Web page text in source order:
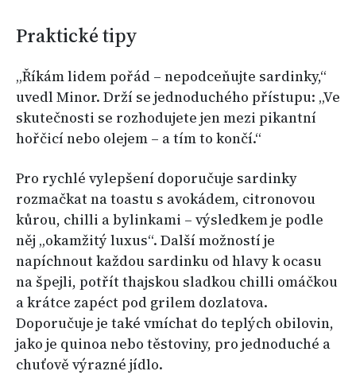
Praktické tipy
„Říkám lidem pořád – nepodceňujte sardinky,“
uvedl Minor. Drží se jednoduchého přístupu: „Ve
skutečnosti se rozhodujete jen mezi pikantní
hořčicí nebo olejem – a tím to končí.“
Pro rychlé vylepšení doporučuje sardinky
rozmačkat na toastu s avokádem, citronovou
kůrou, chilli a bylinkami – výsledkem je podle
něj „okamžitý luxus“. Další možností je
napíchnout každou sardinku od hlavy k ocasu
na špejli, potřít thajskou sladkou chilli omáčkou
a krátce zapéct pod grilem dozlatova.
Doporučuje je také vmíchat do teplých obilovin,
jako je quinoa nebo těstoviny, pro jednoduché a
chuťově výrazné jídlo.